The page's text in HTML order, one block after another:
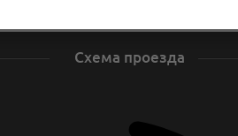
Схема проезда